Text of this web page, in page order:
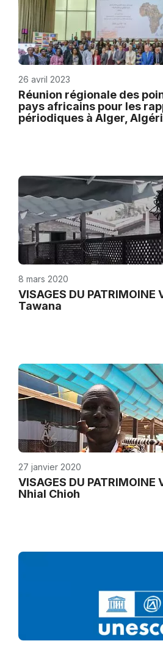
26 avril 2023
Réunion régionale des
pays africains pour les
périodiques à Alger,
8 mars 2020
VISAGES DU PATRIMOINE
Tawana
27 janvier 2020
VISAGES DU PATRIMOINE
Nhial Chioh